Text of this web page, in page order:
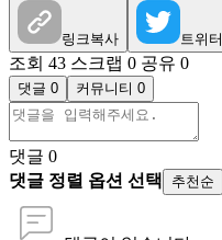
링크복사 트위터
조회 43 스크랩 0 공유 0
댓글 0 커뮤니티 0
댓글 0
댓글 정렬 옵션 선택
추천순